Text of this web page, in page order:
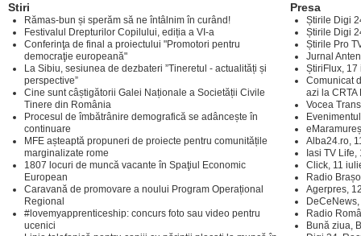
Stiri
Rămas-bun și sperăm să ne întâlnim în curând!
Festivalul Drepturilor Copilului, ediția a VI-a
Conferinţa de final a proiectului "Promotori pentru
democraţie europeană"
La Sibiu, sesiunea de dezbateri ”Tineretul - actualități și
perspective”
Cine sunt câștigătorii Galei Naționale a Societății Civile
Tinere din România
Procesul de îmbătrânire demografică se adâncește în
continuare
MFE așteaptă propuneri de proiecte pentru comunitățile
marginalizate rome
1807 locuri de muncă vacante în Spaţiul Economic
European
Caravană de promovare a noului Program Operațional
Regional
#lovemyapprenticeship: concurs foto sau video pentru
ucenici
Presa
Știrile Digi
Știrile Digi
Știrile Pro
Jurnal
ȘtiriFlux,
Comunicat
azi la CRTA
Vocea
Alba24.ro,
Iasi TV
Click, 11
Radio
Agerpres,
Radio
Bună ziua,